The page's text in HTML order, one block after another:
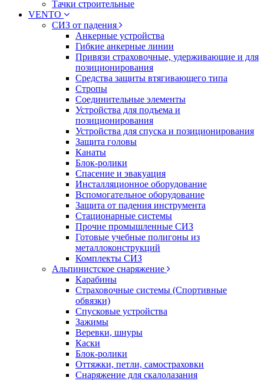
Тачки строительные
VENTO
СИЗ от падения
Анкерные устройства
Гибкие анкерные линии
Привязи страховочные, удерживающие и для
позиционирования
Средства защиты втягивающего типа
Стропы
Соединительные элементы
Устройства для подъема и
позиционирования
Устройства для спуска и позиционирования
Защита головы
Канаты
Блок-ролики
Спасение и эвакуация
Инсталляционное оборудование
Вспомогательное оборудование
Защита от падения инструмента
Стационарные системы
Прочие промышленные СИЗ
Готовые учебные полигоны из
металлоконструкций
Комплекты СИЗ
Альпинистское снаряжение
Карабины
Страховочные системы (Спортивные
обвязки)
Спусковые устройства
Зажимы
Веревки, шнуры
Каски
Блок-ролики
Оттяжки, петли, самостраховки
Снаряжение для скалолазания